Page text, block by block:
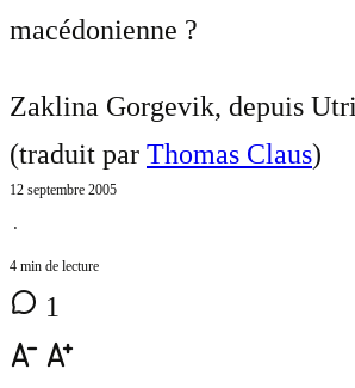
macédonienne ?
Zaklina Gorgevik, depuis
(traduit par Thomas Claus)
12 septembre 2005
⋅
4 min de lecture
1